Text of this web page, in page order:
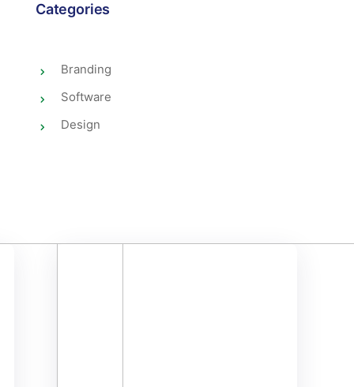
Categories
Branding
Software
Design